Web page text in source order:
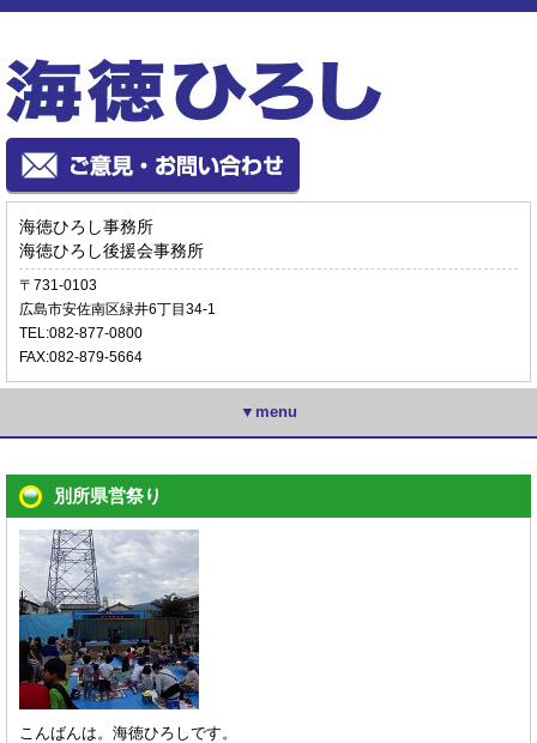
海徳ひろし事務所
海徳ひろし後援会事務所
〒731-0103
広島市安佐南区緑井6丁目34-1
TEL:082-877-0800
FAX:082-879-5664
▼menu
別所県営祭り
こんばんは。海徳ひろしです。